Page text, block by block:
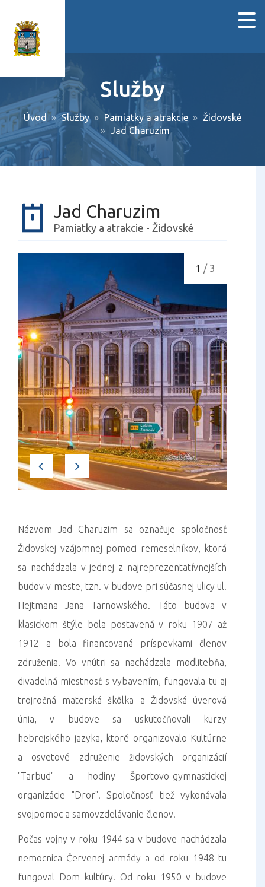
Služby
Úvod Služby Pamiatky a atrakcie
Židovské
Jad Charuzim
Jad Charuzim
Pamiatky a atrakcie - Židovské
1 / 3
Názvom Jad Charuzim sa označuje spoločnosť
Židovskej vzájomnej pomoci remeselníkov, ktorá
sa nachádzala v jednej z najreprezentatívnejších
budov v meste, tzn. v budove pri súčasnej ulicy ul.
Hejtmana Jana Tarnowského. Táto budova v
klasickom štýle bola postavená v roku 1907 až
1912 a bola financovaná príspevkami členov
združenia. Vo vnútri sa nachádzala modlitebňa,
divadelná miestnosť s vybavením, fungovala tu aj
trojročná materská škôlka a Židovská úverová
únia, v budove sa uskutočňovali kurzy
hebrejského jazyka, ktoré organizovalo Kultúrne
a osvetové združenie židovských organizácií
"Tarbud" a hodiny Športovo-gymnastickej
organizácie "Dror". Spoločnosť tiež vykonávala
svojpomoc a samovzdelávanie členov.
Počas vojny v roku 1944 sa v budove nachádzala
nemocnica Červenej armády a od roku 1948 tu
fungoval Dom kultúry. Od roku 1950 v budove